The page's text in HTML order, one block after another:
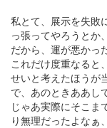
私とて、展示を失敗
っ張ってやろうとか
だから、運が悪かっ
これだけ度重なると
せいと考えたほうが
で、あのときああし
じゃあ実際にそこま
り無理だったよなぁ